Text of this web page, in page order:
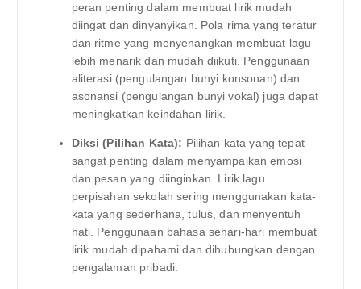
peran penting dalam membuat lirik mudah
diingat dan dinyanyikan. Pola rima yang teratur
dan ritme yang menyenangkan membuat lagu
lebih menarik dan mudah diikuti. Penggunaan
aliterasi (pengulangan bunyi konsonan) dan
asonansi (pengulangan bunyi vokal) juga dapat
meningkatkan keindahan lirik.
Diksi (Pilihan Kata): Pilihan kata yang tepat
sangat penting dalam menyampaikan emosi
dan pesan yang diinginkan. Lirik lagu
perpisahan sekolah sering menggunakan kata-
kata yang sederhana, tulus, dan menyentuh
hati. Penggunaan bahasa sehari-hari membuat
lirik mudah dipahami dan dihubungkan dengan
pengalaman pribadi.